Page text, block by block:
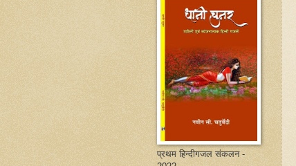
प्रथम हिन्दीगजल संकलन -